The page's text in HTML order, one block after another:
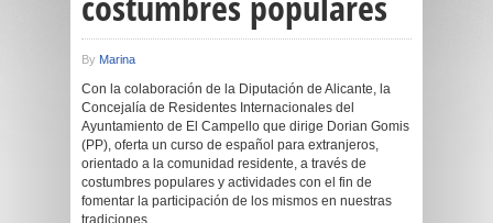
By Marina
Con la colaboración de la Diputación de Alicante, la
Concejalía de Residentes Internacionales del
Ayuntamiento de El Campello que dirige Dorian Gomis
(PP), oferta un curso de español para extranjeros,
orientado a la comunidad residente, a través de
costumbres populares y actividades con el fin de
fomentar la participación de los mismos en nuestras
tradiciones.